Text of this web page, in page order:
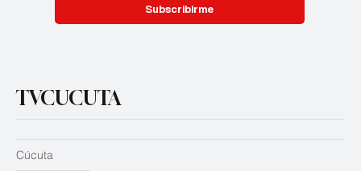
Subscribirme
TVCUCUTA
Cúcuta